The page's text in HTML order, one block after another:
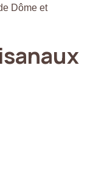
Dôme et